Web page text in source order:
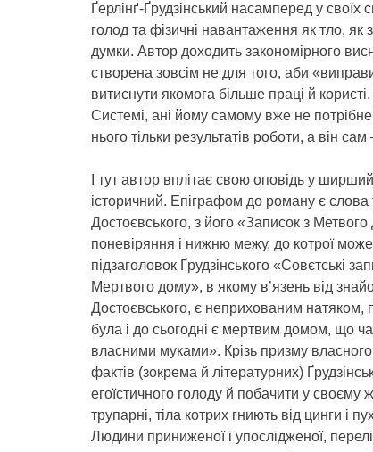
Ґерлінґ-Ґрудзінський насамперед у
голод та фізичні навантаження як тло, як
думки. Автор доходить закономірного
створена зовсім не для того, аби
витиснути якомога більше праці й
Системі, ані йому самому вже не потрібне
нього тільки результатів роботи, а він
І тут автор вплітає свою оповідь у
історичний. Епіграфом до роману є слова
Достоєвського, з його «Записок з
поневіряння і нижню межу, до котрої
підзаголовок Ґрудзінського «Совєтські
Мертвого дому», в якому в’язень від
Достоєвського, є неприхованим натяком,
була і до сьогодні є мертвим домом, що
власними муками». Крізь призму власного
фактів (зокрема й літературних)
егоїстичного голоду й побачити у своєму
трупарні, тіла котрих гниють від цинги і
Людини приниженої і упослідженої,